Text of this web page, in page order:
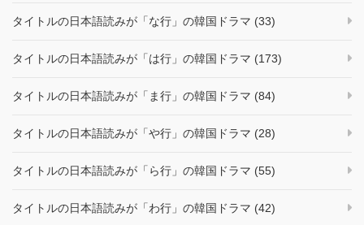
タイトルの日本語読みが「な行」の韓国ドラマ (33)
タイトルの日本語読みが「は行」の韓国ドラマ (173)
タイトルの日本語読みが「ま行」の韓国ドラマ (84)
タイトルの日本語読みが「や行」の韓国ドラマ (28)
タイトルの日本語読みが「ら行」の韓国ドラマ (55)
タイトルの日本語読みが「わ行」の韓国ドラマ (42)